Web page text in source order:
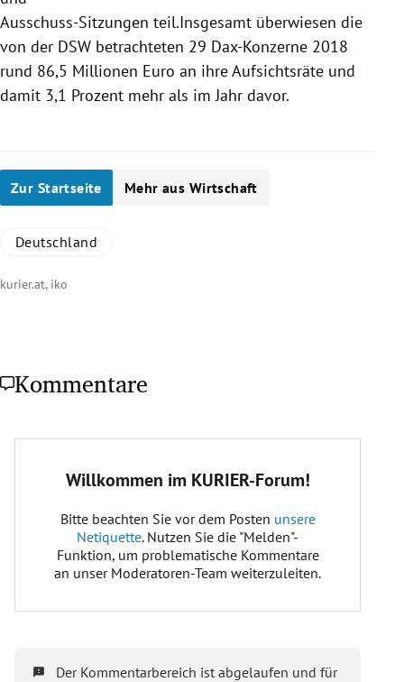
Ausschuss-Sitzungen teil.Insgesamt überwiesen die
von der DSW betrachteten 29 Dax-Konzerne 2018
rund 86,5 Millionen Euro an ihre Aufsichtsräte und
damit 3,1 Prozent mehr als im Jahr davor.
Zur Startseite Mehr aus Wirtschaft
Deutschland
kurier.at, iko
Kommentare